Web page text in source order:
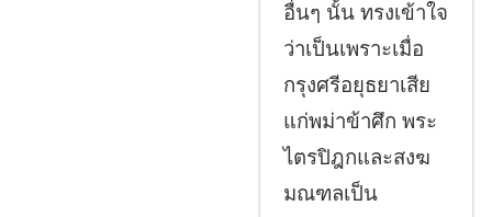
อื่นๆ นั้น ทรงเข้าใจ
ว่าเป็นเพราะเมื่อ
กรุงศรีอยุธยาเสีย
แก่พม่าข้าศึก พระ
ไตรปิฎกและสงฆ
มณฑลเป็น